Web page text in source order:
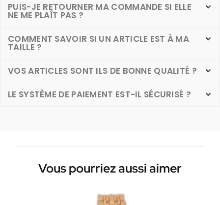
PUIS-JE RETOURNER MA COMMANDE SI ELLE
NE ME PLAÎT PAS ?
COMMENT SAVOIR SI UN ARTICLE EST À MA
TAILLE ?
VOS ARTICLES SONT ILS DE BONNE QUALITÉ ?
LE SYSTÈME DE PAIEMENT EST-IL SÉCURISÉ ?
Vous pourriez aussi aimer